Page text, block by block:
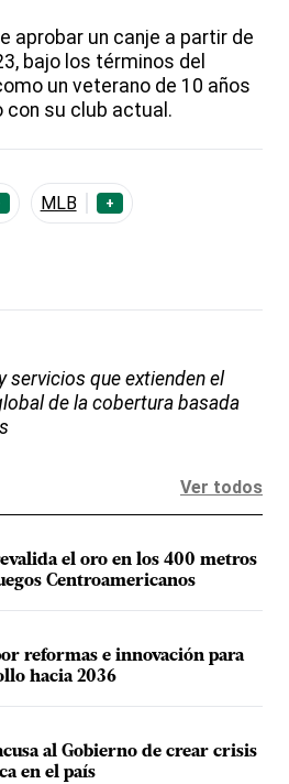
aprobar un canje a partir de
bajo los términos del
un veterano de 10 años
con su club actual.
MLB +
servicios que extienden el
de la cobertura basada
Ver todos
el oro en los 400 metros
Centroamericanos
reformas e innovación para
hacia 2036
al Gobierno de crear crisis
en el país